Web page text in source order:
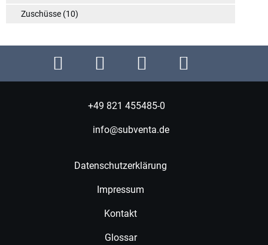
Zuschüsse (10)
+49 821 455485-0
info@subventa.de
Datenschutzerklärung
Impressum
Kontakt
Glossar